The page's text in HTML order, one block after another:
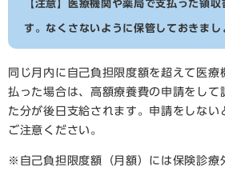
【注意】医療機関や薬局で支払った領
す。なくさないように保管しておきまし
同じ月内に自己負担限度額を超えて医
払った場合は、高額療養費の申請をして
た分が後日支給されます。申請をしない
ご注意ください。
※自己負担限度額（月額）には保険診療